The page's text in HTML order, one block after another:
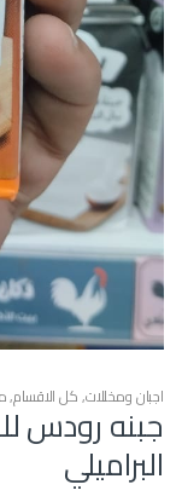
اجبان ومخللات,كل الاقسام,
جبنه رودس
البراميلي